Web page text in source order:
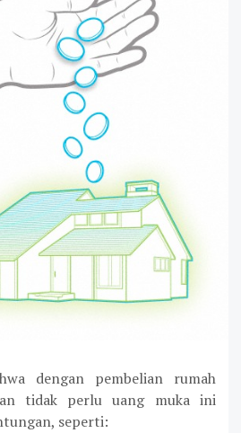
dengan pembelian rumah
tidak perlu uang muka ini
seperti: